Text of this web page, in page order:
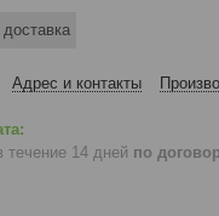
Адрес и контакты
течение 14 дней по